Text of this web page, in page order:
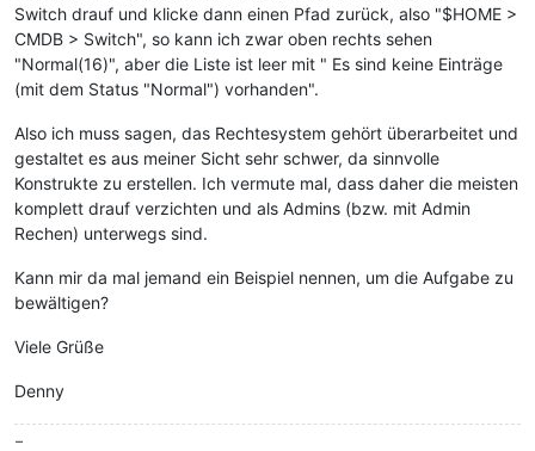
Switch drauf und klicke dann einen Pfad zurück, also "$HOME >
CMDB > Switch", so kann ich zwar oben rechts sehen
"Normal(16)", aber die Liste ist leer mit " Es sind keine Einträge
(mit dem Status "Normal") vorhanden".
Also ich muss sagen, das Rechtesystem gehört überarbeitet und
gestaltet es aus meiner Sicht sehr schwer, da sinnvolle
Konstrukte zu erstellen. Ich vermute mal, dass daher die meisten
komplett drauf verzichten und als Admins (bzw. mit Admin
Rechen) unterwegs sind.
Kann mir da mal jemand ein Beispiel nennen, um die Aufgabe zu
bewältigen?
Viele Grüße
Denny
–